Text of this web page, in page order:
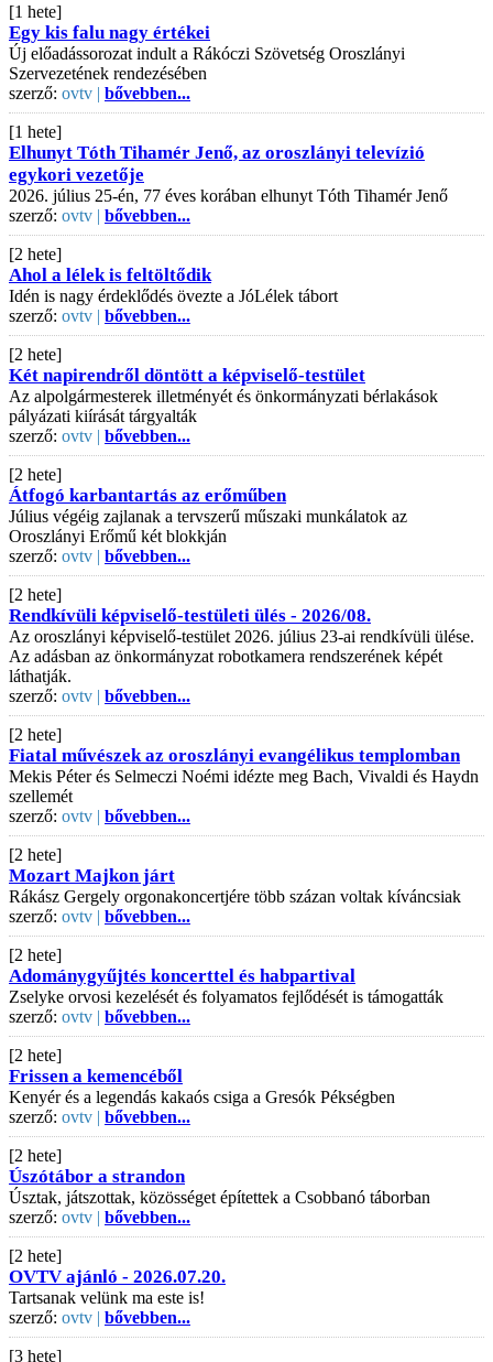
[1 hete]
Egy kis falu nagy értékei
Új előadássorozat indult a Rákóczi Szövetség Oroszlányi
Szervezetének rendezésében
szerző: ovtv | bővebben...
[1 hete]
Elhunyt Tóth Tihamér Jenő, az oroszlányi televízió
egykori vezetője
2026. július 25-én, 77 éves korában elhunyt Tóth Tihamér Jenő
szerző: ovtv | bővebben...
[2 hete]
Ahol a lélek is feltöltődik
Idén is nagy érdeklődés övezte a JóLélek tábort
szerző: ovtv | bővebben...
[2 hete]
Két napirendről döntött a képviselő-testület
Az alpolgármesterek illetményét és önkormányzati bérlakások
pályázati kiírását tárgyalták
szerző: ovtv | bővebben...
[2 hete]
Átfogó karbantartás az erőműben
Július végéig zajlanak a tervszerű műszaki munkálatok az
Oroszlányi Erőmű két blokkján
szerző: ovtv | bővebben...
[2 hete]
Rendkívüli képviselő-testületi ülés - 2026/08.
Az oroszlányi képviselő-testület 2026. július 23-ai rendkívüli ülése.
Az adásban az önkormányzat robotkamera rendszerének képét
láthatják.
szerző: ovtv | bővebben...
[2 hete]
Fiatal művészek az oroszlányi evangélikus templomban
Mekis Péter és Selmeczi Noémi idézte meg Bach, Vivaldi és Haydn
szellemét
szerző: ovtv | bővebben...
[2 hete]
Mozart Majkon járt
Rákász Gergely orgonakoncertjére több százan voltak kíváncsiak
szerző: ovtv | bővebben...
[2 hete]
Adománygyűjtés koncerttel és habpartival
Zselyke orvosi kezelését és folyamatos fejlődését is támogatták
szerző: ovtv | bővebben...
[2 hete]
Frissen a kemencéből
Kenyér és a legendás kakaós csiga a Gresók Pékségben
szerző: ovtv | bővebben...
[2 hete]
Úszótábor a strandon
Úsztak, játszottak, közösséget építettek a Csobbanó táborban
szerző: ovtv | bővebben...
[2 hete]
OVTV ajánló - 2026.07.20.
Tartsanak velünk ma este is!
szerző: ovtv | bővebben...
[3 hete]